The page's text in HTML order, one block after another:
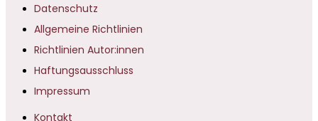
Datenschutz
Allgemeine Richtlinien
Richtlinien Autor:innen
Haftungsausschluss
Impressum
Kontakt